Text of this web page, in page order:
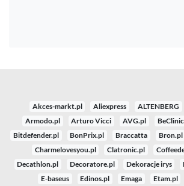
Akces-markt.pl Aliexpress ALTENBERG
Armodo.pl
Arturo Vicci AVG.pl BeClinic
Bitdefender.pl
BonPrix.pl Braccatta Bron.pl
Charmelovesyou.pl
Clatronic.pl
Decathlon.pl
Decoratore.pl Dekoracje irys
E-baseus
Edinos.pl Emaga Etam.pl